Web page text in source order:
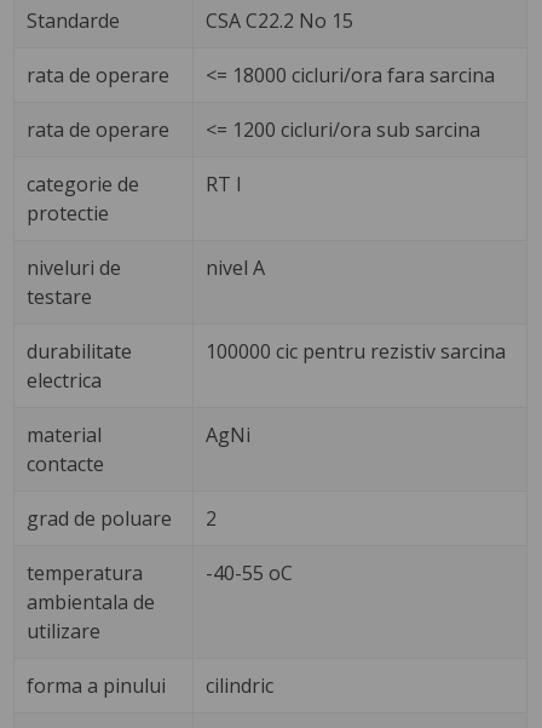
Standarde CSA C22.2 No 15
rata de operare <= 18000 cicluri/ora fara sarcina
rata de operare <= 1200 cicluri/ora sub sarcina
categorie de
protectie
RT I
niveluri de
testare
nivel A
durabilitate
electrica
100000 cic pentru rezistiv sarcina
material
contacte
AgNi
grad de poluare 2
temperatura
ambientala de
utilizare
-40-55 oC
forma a pinului cilindric